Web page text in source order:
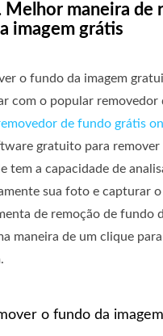
Melhor maneira de
imagem grátis
o fundo da imagem
com o popular removedor
de fundo grátis
gratuito para remover
tem a capacidade de
sua foto e capturar
de remoção de fundo
maneira de um clique
o fundo da